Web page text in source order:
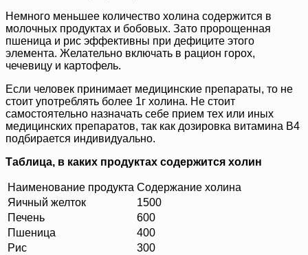
Немного меньшее количество холина содержится в
молочных продуктах и бобовых. Зато пророщенная
пшеница и рис эффективны при дефиците этого
элемента. Желательно включать в рацион горох,
чечевицу и картофель.
Если человек принимает медицинские препараты, то не
стоит употреблять более 1г холина. Не стоит
самостоятельно назначать себе прием тех или иных
медицинских препаратов, так как дозировка витамина В4
подбирается индивидуально.
Таблица, в каких продуктах содержится холин
Наименование продукта Содержание холина
Яичный желток
1500
Печень
600
Пшеница
400
Рис
300